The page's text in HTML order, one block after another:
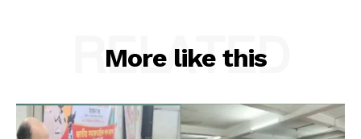
More like this
RELATED